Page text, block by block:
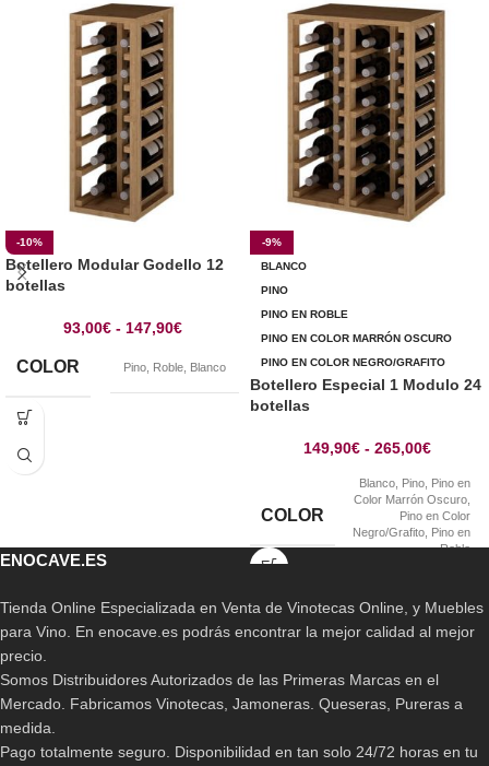
-10%
Botellero Modular Godello 12
botellas
93,00€ - 147,90€
COLOR Pino Roble Blanco
-9%
BLANCO
PINO
PINO EN ROBLE
PINO EN COLOR MARRÓN OSCURO
PINO EN COLOR NEGRO/GRAFITO
Botellero Especial 1 Modulo 24
botellas
149,90€ - 265,00€
COLOR
Blanco Pino Pino en
Color Marrón Oscuro
Pino en Color
Negro/Grafito Pino en
Roble
ENOCAVE.ES
Tienda Online Especializada en Venta de Vinotecas Online, y Muebles
para Vino. En enocave.es podrás encontrar la mejor calidad al mejor
precio.
Somos Distribuidores Autorizados de las Primeras Marcas en el
Mercado. Fabricamos Vinotecas, Jamoneras. Queseras, Pureras a
medida.
Pago totalmente seguro. Disponibilidad en tan solo 24/72 horas en tu